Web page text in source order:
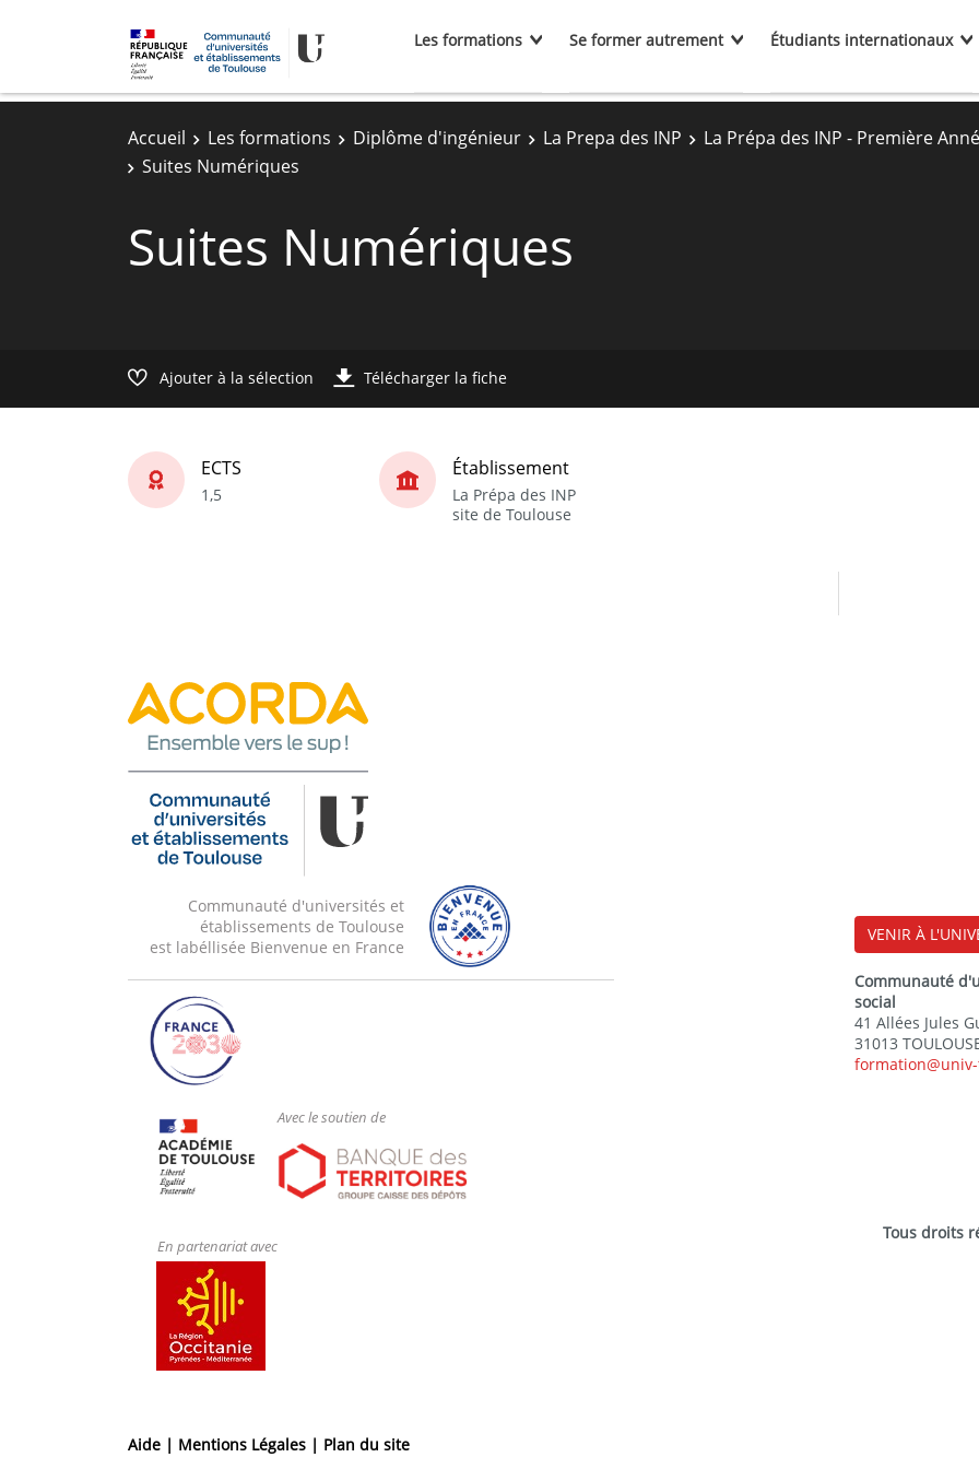
Les formations Se former autrement Étudiants internationaux
Accueil Les formations Diplôme d'ingénieur La Prepa des INP La Prépa des INP - Première
Suites Numériques
Suites Numériques
Ajouter à la sélection Télécharger la fiche
ECTS
1,5
Établissement
La Prépa des INP
site de Toulouse
Communauté d'universités et
établissements de Toulouse
est labéllisée Bienvenue en France
Avec le soutien de
En partenariat avec
VENIR À
Communauté
social
41 Allées Jules
31013
Tous droits
Aide | Mentions Légales | Plan du site